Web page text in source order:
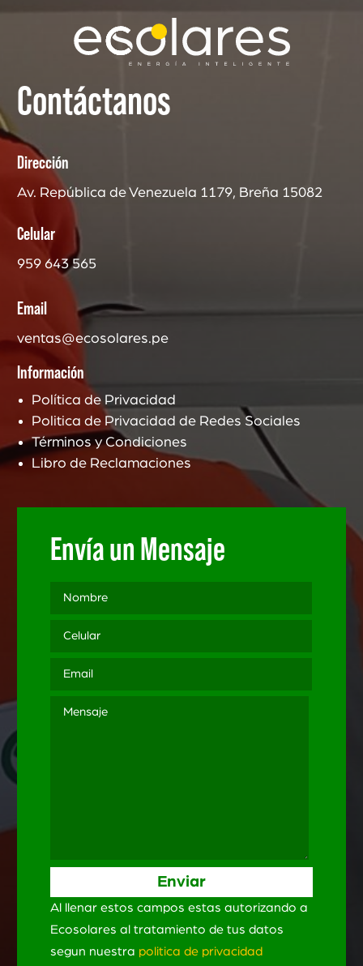
Contáctanos
Dirección
Av. República de Venezuela 1179, Breña 15082
Celular
959 643 565
Email
ventas@ecosolares.pe
Información
Política de Privacidad
Politica de Privacidad de Redes Sociales
Términos y Condiciones
Libro de Reclamaciones
Envía un Mensaje
Al llenar estos campos estas autorizando a
Ecosolares al tratamiento de tus datos
segun nuestra politica de privacidad